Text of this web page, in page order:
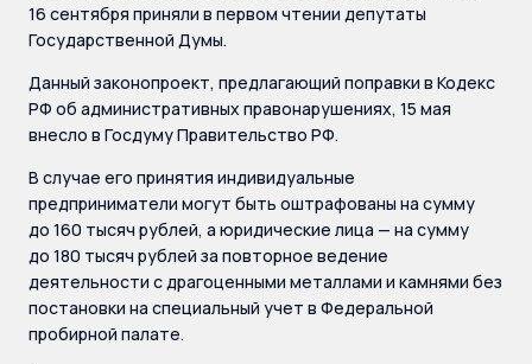
16 сентября приняли в первом чтении депутаты
Государственной Думы.
Данный законопроект, предлагающий поправки в Кодекс
РФ об административных правонарушениях, 15 мая
внесло в Госдуму Правительство РФ.
В случае его принятия индивидуальные
предприниматели могут быть оштрафованы на сумму
до 160 тысяч рублей, а юридические лица — на сумму
до 180 тысяч рублей за повторное ведение
деятельности с драгоценными металлами и камнями без
постановки на специальный учет в Федеральной
пробирной палате.